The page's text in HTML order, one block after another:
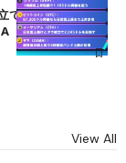
で1.185ドルを狙う
View All